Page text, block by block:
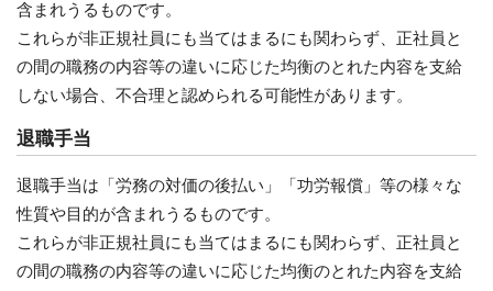
含まれうるものです。
これらが非正規社員にも当てはまるにも関わらず、正社員と
の間の職務の内容等の違いに応じた均衡のとれた内容を支給
しない場合、不合理と認められる可能性があります。
退職手当
退職手当は「労務の対価の後払い」「功労報償」等の様々な
性質や目的が含まれうるものです。
これらが非正規社員にも当てはまるにも関わらず、正社員と
の間の職務の内容等の違いに応じた均衡のとれた内容を支給